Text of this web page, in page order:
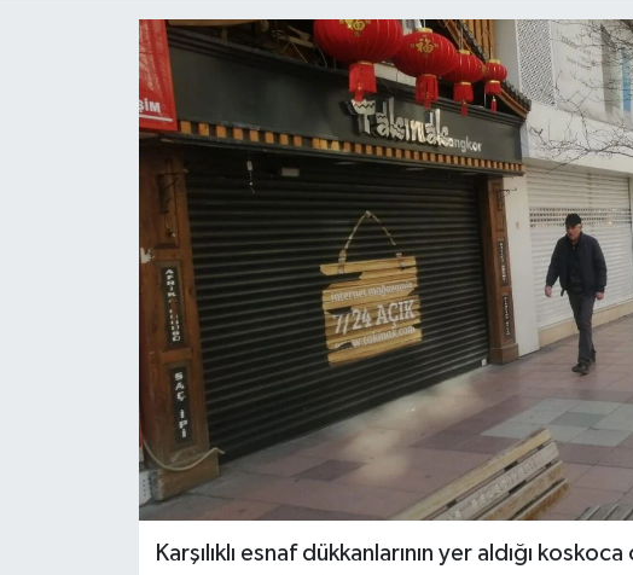
Karşılıklı esnaf dükkanlarının yer aldığı
Gündem
Kültür Sanat
Teknoloji